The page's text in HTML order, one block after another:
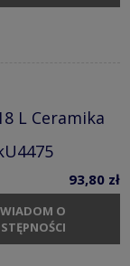
L Ceramika
93,80 zł
O